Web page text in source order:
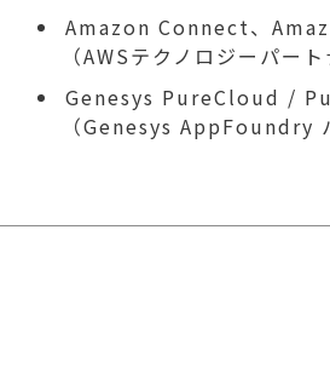
Amazon Connect、
（AWSテクノロジーパー
Genesys PureCloud /
（Genesys AppFoundry